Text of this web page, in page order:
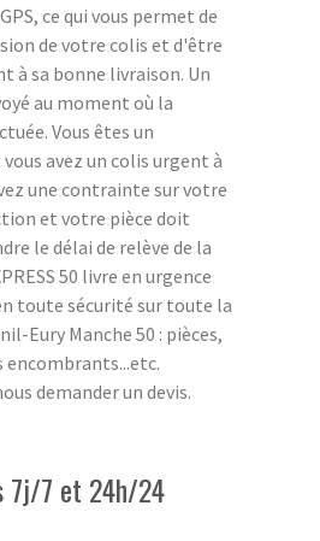
ce qui vous permet de
de votre colis et d'être
à sa bonne livraison. Un
au moment où la
Vous êtes un
avez un colis urgent à
une contrainte sur votre
et votre pièce doit
le délai de relève de la
50 livre en urgence
toute sécurité sur toute la
Eury Manche 50 : pièces,
demander un devis.
7j/7 et 24h/24